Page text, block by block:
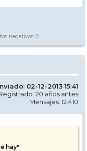
negativos: 0
02-12-2013 15:41
20 años antes
Mensajes: 12.410
hay"